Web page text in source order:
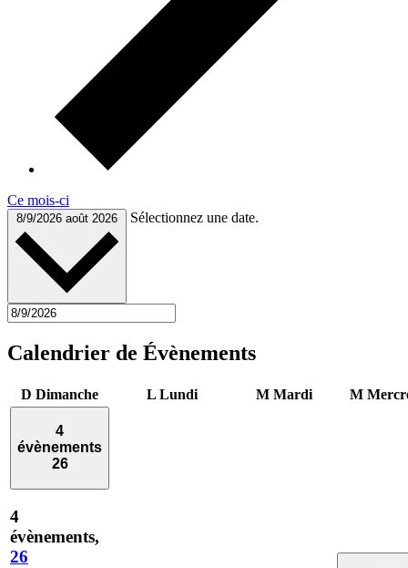
Ce mois-ci
8/9/2026 août 2026 Sélectionnez une date.
Calendrier de Évènements
D Dimanche L Lundi M Mardi M
4
évènements
26
4
évènements,
26